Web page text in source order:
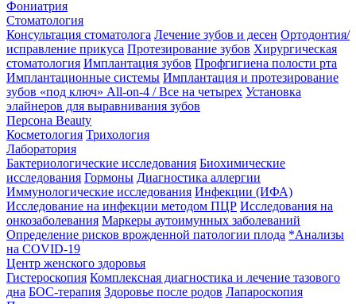
Фониатрия
Стоматология
Консультация стоматолога Лечение зубов и десен Ортодонтия/
исправление прикуса Протезирование зубов Хирургическая
стоматология Имплантация зубов Профгигиена полости рта
Имплантационные системы Имплантация и протезирование
зубов «под ключ» All-on-4 / Все на четырех Установка
элайнеров для выравнивания зубов
Персона Beauty
Косметология Трихология
Лаборатория
Бактериологические исследования Биохимические
исследования Гормоны Диагностика аллергии
Иммунологические исследования Инфекции (ИФА)
Исследование на инфекции методом ПЦР Исследования на
онкозаболевания Маркеры аутоимунных заболеваний
Определение рисков врожденной патологии плода *Анализы
на COVID-19
Центр женского здоровья
Гистероскопия Комплексная диагностика и лечение тазового
дна БОС-терапия Здоровье после родов Лапароскопия